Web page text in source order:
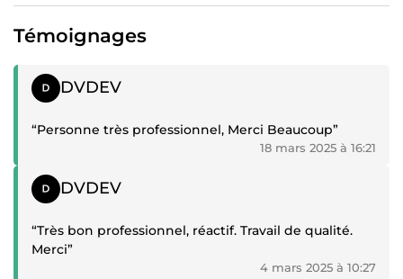
Témoignages
Témoignage positif
DVDEV
“Personne très professionnel, Merci Beaucoup”
18 mars 2025 à 16:21
Témoignage positif
DVDEV
“Très bon professionnel, réactif. Travail de qualité.
Merci”
4 mars 2025 à 10:27